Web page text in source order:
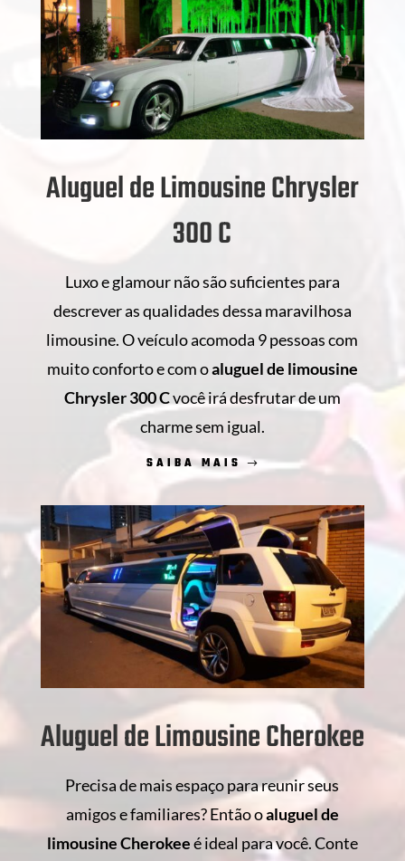
Aluguel de Limousine Chrysler
300 C
Luxo e glamour não são suficientes para
descrever as qualidades dessa maravilhosa
limousine. O veículo acomoda 9 pessoas com
muito conforto e com oaluguel de limousine
Chrysler 300 Cvocê irá desfrutar de um
charme sem igual.
SAIBA MAIS
Aluguel de Limousine Cherokee
Precisa de mais espaço para reunir seus
amigos e familiares? Então oaluguel de
limousine Cherokeeé ideal para você. Conte